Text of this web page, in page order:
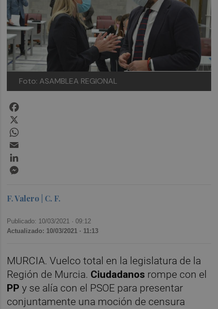
Foto: ASAMBLEA REGIONAL
F. Valero | C. F.
Publicado: 10/03/2021 ·09:12
Actualizado: 10/03/2021 · 11:13
MURCIA. Vuelco total en la legislatura de la
Región de Murcia. Ciudadanos rompe con el
PPy se alía con el PSOE para presentar
conjuntamente una moción de censura